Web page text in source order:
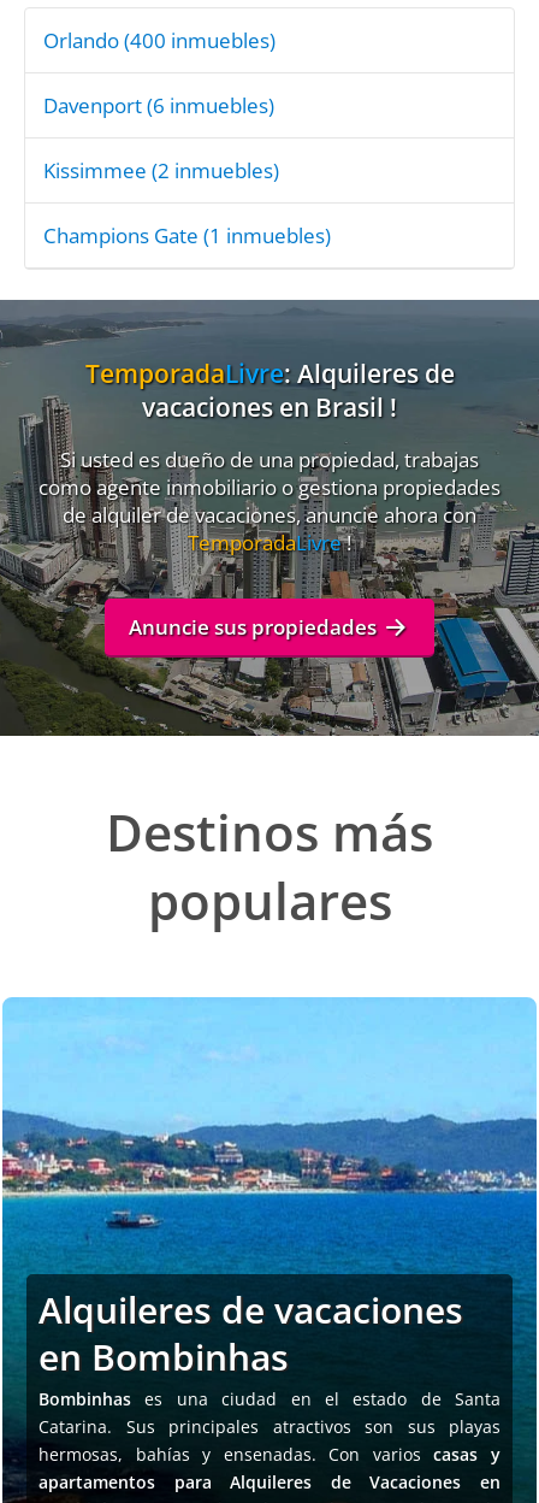
Orlando(400 inmuebles)
Davenport(6 inmuebles)
Kissimmee (2 inmuebles)
Champions Gate (1 inmuebles)
TemporadaLivre: Alquileres de
vacaciones en Brasil !
Si usted es dueño de una propiedad, trabajas
como agente inmobiliario o gestiona propiedades
de alquiler de vacaciones, anuncie ahora con
TemporadaLivre!
Anuncie sus propiedades
Destinos más
populares
Alquileres de vacaciones
en Bombinhas
Bombinhas es una ciudad en el estado de Santa
Catarina. Sus principales atractivos son sus playas
hermosas, bahías y ensenadas. Con varioscasas y
apartamentos para Alquileres de Vacaciones en